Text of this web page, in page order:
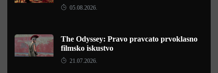
05.08.2026.
The Odyssey: Pravo pravcato prvoklasno
filmsko iskustvo
21.07.2026.